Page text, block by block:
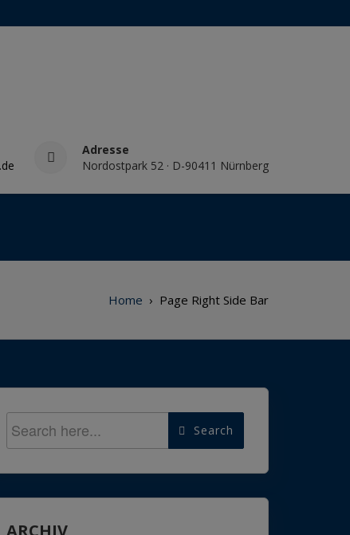
Adresse
Nordostpark 52 · D-90411 Nürnberg
Home › Page Right Side Bar
Search
ARCHIV